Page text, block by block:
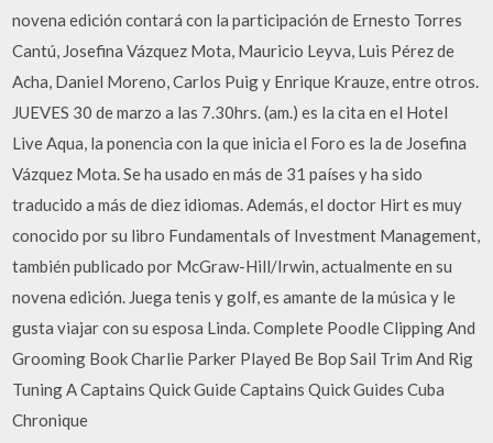
novena edición contará con la participación de Ernesto Torres
Cantú, Josefina Vázquez Mota, Mauricio Leyva, Luis Pérez de
Acha, Daniel Moreno, Carlos Puig y Enrique Krauze, entre otros.
JUEVES 30 de marzo a las 7.30hrs. (am.) es la cita en el Hotel
Live Aqua, la ponencia con la que inicia el Foro es la de Josefina
Vázquez Mota. Se ha usado en más de 31 países y ha sido
traducido a más de diez idiomas. Además, el doctor Hirt es muy
conocido por su libro Fundamentals of Investment Management,
también publicado por McGraw-Hill/Irwin, actualmente en su
novena edición. Juega tenis y golf, es amante de la música y le
gusta viajar con su esposa Linda. Complete Poodle Clipping And
Grooming Book Charlie Parker Played Be Bop Sail Trim And Rig
Tuning A Captains Quick Guide Captains Quick Guides Cuba
Chronique